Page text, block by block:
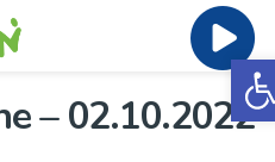
– 02.10.2022